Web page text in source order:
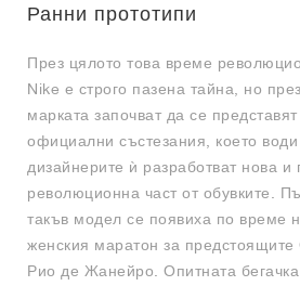
Ранни прототипи
През цялото това време
Nike е строго пазена тайна, но
марката започват да се
официални състезания, което
дизайнерите ѝ разработват нова и
революционна част от обувките.
такъв модел се появиха по време
женския маратон за
Рио де Жанейро. Опитната